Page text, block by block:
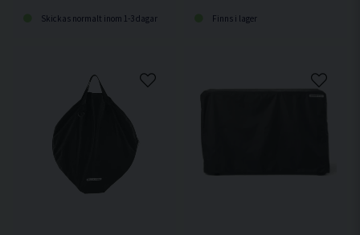
Skickas normalt inom 1-3 dagar Finns i lager